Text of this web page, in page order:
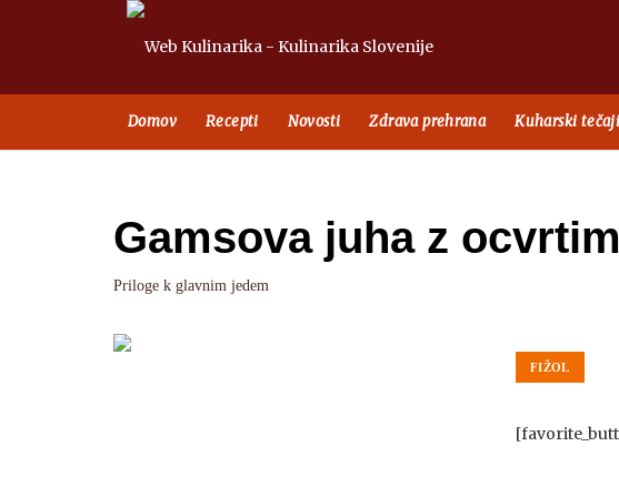
Domov Recepti Novosti Zdrava prehrana Kuharski tečaji
Gamsova juha z
Priloge k glavnim jedem
FIŽOL